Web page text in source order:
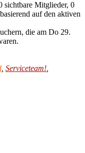
sichtbare Mitglieder, 0
auf den aktiven
die am Do 29.
Serviceteam!